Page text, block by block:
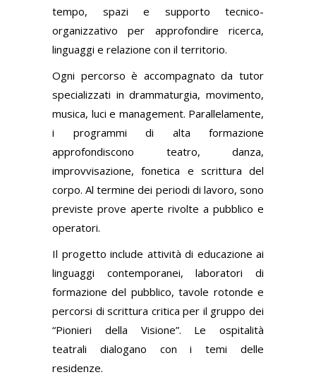
tempo, spazi e supporto tecnico-
organizzativo per approfondire ricerca,
linguaggi e relazione con il territorio.
Ogni percorso è accompagnato da tutor
specializzati in drammaturgia, movimento,
musica, luci e management. Parallelamente,
i programmi di alta formazione
approfondiscono teatro, danza,
improvvisazione, fonetica e scrittura del
corpo. Al termine dei periodi di lavoro, sono
previste prove aperte rivolte a pubblico e
operatori.
Il progetto include attività di educazione ai
linguaggi contemporanei, laboratori di
formazione del pubblico, tavole rotonde e
percorsi di scrittura critica per il gruppo dei
“Pionieri della Visione”. Le ospitalità
teatrali dialogano con i temi delle
residenze.